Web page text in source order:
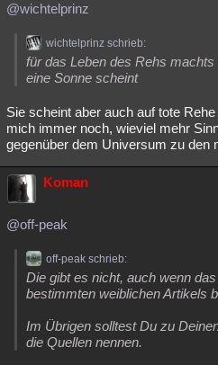
@wichtelprinz
wichtelprinz schrieb:
für das Leben des Rehs
eine Sonne scheint
Sie scheint aber auch auf tote
mich immer noch, wieviel mehr
gegenüber dem Universum zu den
Koman
@off-peak
off-peak schrieb:
Die gibt es nicht, auch wenn
bestimmten weiblichen Artikels
Im Übrigen solltest Du zu
die Quellen nennen.